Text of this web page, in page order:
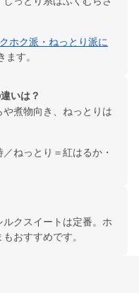
ホク派・ねっとり派に
ます。
いは？
煮物向き、ねっとりは
ねっとり＝紅はるか・
クスイートは定番。ホ
おすすめです。